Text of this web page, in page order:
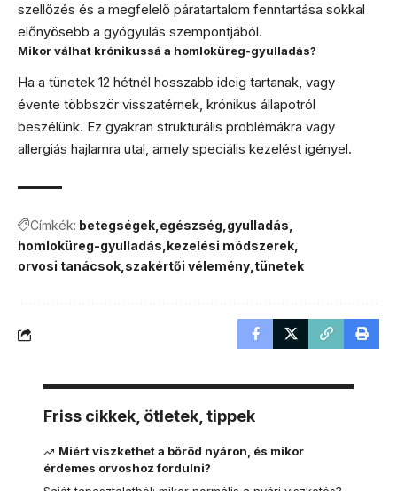
szellőzés és a megfelelő páratartalom fenntartása sokkal
előnyösebb a gyógyulás szempontjából.
Mikor válhat krónikussá a homloküreg-gyulladás?
Ha a tünetek 12 hétnél hosszabb ideig tartanak, vagy
évente többször visszatérnek, krónikus állapotról
beszélünk. Ez gyakran strukturális problémákra vagy
allergiás hajlamra utal, amely speciális kezelést igényel.
Címkék: betegségek egészség gyulladás
homloküreg-gyulladás kezelési módszerek
orvosi tanácsok szakértői vélemény tünetek
Friss cikkek, ötletek, tippek
Miért viszkethet a bőröd nyáron, és mikor
érdemes orvoshoz fordulni?